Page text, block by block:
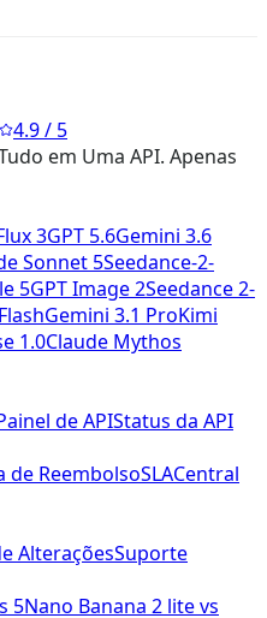
4.9 / 5
em Uma API. Apenas
3GPT 5.6Gemini 3.6
Sonnet 5Seedance-2-
5GPT Image 2Seedance 2-
Gemini 3.1 ProKimi
1.0Claude Mythos
de APIStatus da API
de ReembolsoSLACentral
AlteraçõesSuporte
5Nano Banana 2 litevs